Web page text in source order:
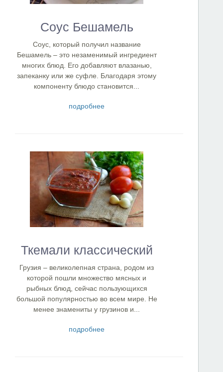
Соус Бешамель
Соус, который получил название
Бешамель – это незаменимый ингредиент
многих блюд. Его добавляют влазанью,
запеканку или же суфле. Благодаря этому
компоненту блюдо становится...
подробнее
Ткемали классический
Грузия – великолепная страна, родом из
которой пошли множество мясных и
рыбных блюд, сейчас пользующихся
большой популярностью во всем мире. Не
менее знамениты у грузинов и...
подробнее